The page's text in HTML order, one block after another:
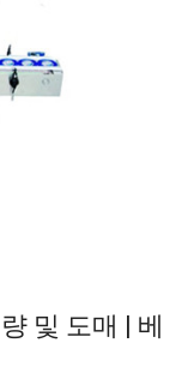
및 도매 | 베